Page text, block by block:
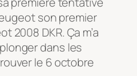
son premier
2008 DKR. Ça m’a
dans les
le 6 octobre